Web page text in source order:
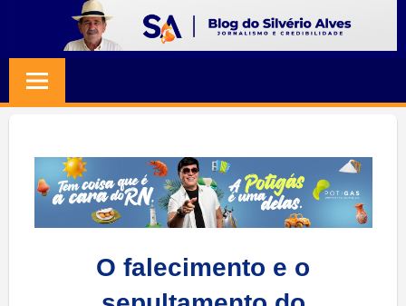
content
SILVERIO
ALVES
Jornalismo
Credibilidade
O falecimento e o